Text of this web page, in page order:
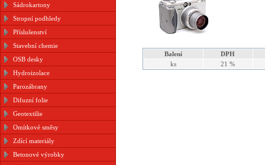
Sádrokartony
Stropní podhledy
Příslušenství
Stavební chemie
OSB desky
Hydroizolace
Parozábrany
Difuzní folie
Geotextilie
Omítkové směsy
Zdící materiály
Betonové výrobky
Balení
DPH
ks
21 %